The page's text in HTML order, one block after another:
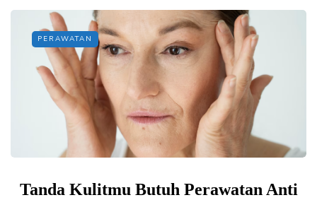
PERAWATAN
Tanda Kulitmu Butuh Perawatan Anti